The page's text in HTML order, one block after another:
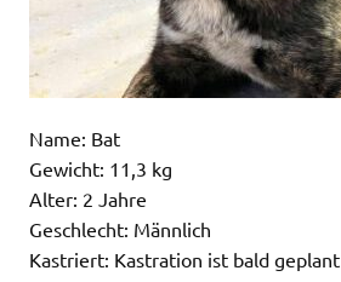
Name: Bat
Gewicht: 11,3 kg
Alter: 2 Jahre
Geschlecht: Männlich
Kastriert: Kastration ist bald geplant